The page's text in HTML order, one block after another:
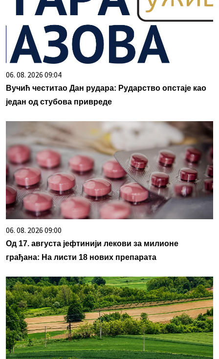
06. 08. 2026 09:04
Вучић честитао Дан рудара: Рударство опстаје као
један од стубова привреде
06. 08. 2026 09:00
Од 17. августа јефтинији лекови за милионе
грађана: На листи 18 нових препарата